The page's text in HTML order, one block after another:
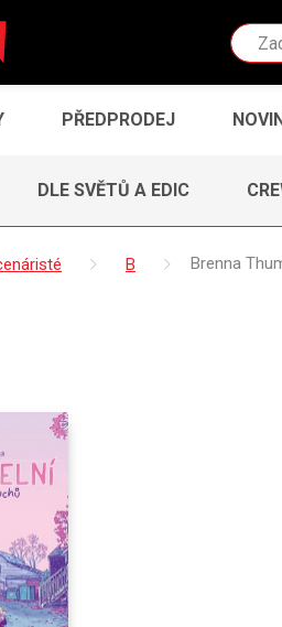
PŘEDPRODEJ
DLE SVĚTŮ A EDIC
B Brenna